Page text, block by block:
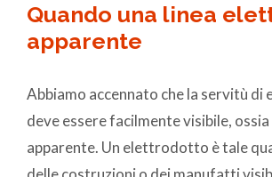
Quando una linea
apparente
Abbiamo accennato che la servitù
deve essere facilmente visibile,
apparente. Un elettrodotto è tale